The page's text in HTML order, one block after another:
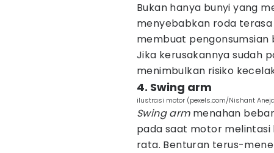
Bukan hanya bunyi yang
menyebabkan roda
membuat pengonsumsian
Jika kerusakannya sudah
menimbulkan risiko
4. Swing arm
ilustrasi motor (pexels.com/Nishant
Swing arm menahan
pada saat motor melintasi
rata. Benturan terus-